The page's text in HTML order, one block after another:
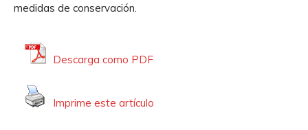
medidas de conservación.
Descarga como PDF
Imprime este artículo